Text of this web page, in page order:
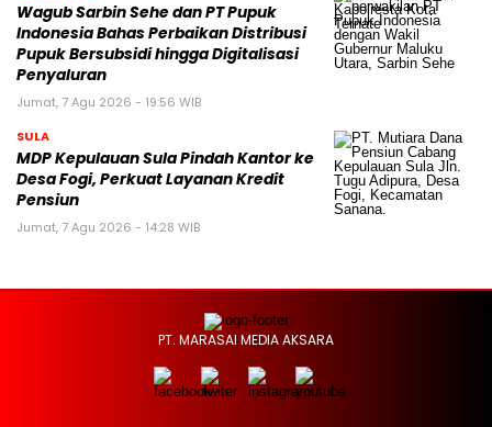
Wagub Sarbin Sehe dan PT Pupuk
Indonesia Bahas Perbaikan Distribusi
Pupuk Bersubsidi hingga Digitalisasi
Penyaluran
Jumat, 7 Agu 2026 - 19:56 WIB
SULA
MDP Kepulauan Sula Pindah Kantor ke
Desa Fogi, Perkuat Layanan Kredit
Pensiun
Jumat, 7 Agu 2026 - 14:28 WIB
PT. MARASAI MEDIA AKSARA